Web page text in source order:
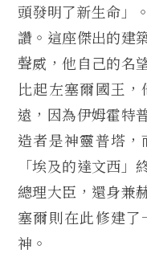
頭發明了新生命」
讚。這座傑出的建
聲威，他自己的名
比起左塞爾國王
遠，因為伊姆霍特
造者是神靈普塔
「埃及的達文西
總理大臣，還身兼
塞爾則在此修建
神。